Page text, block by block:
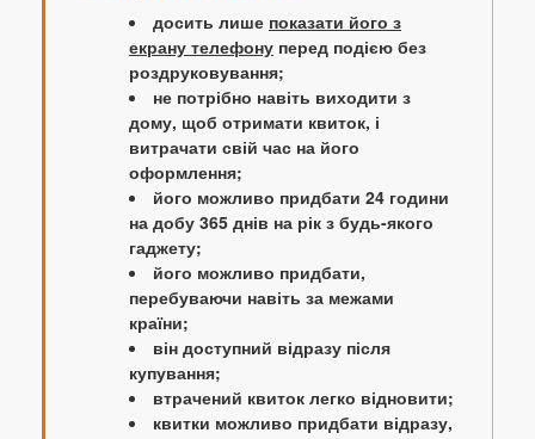
досить лише показати його з
екрану телефону перед подією без
роздруковування;
не потрібно навіть виходити з
дому, щоб отримати квиток, і
витрачати свій час на його
оформлення;
його можливо придбати 24 години
на добу 365 днів на рік з будь-якого
гаджету;
його можливо придбати,
перебуваючи навіть за межами
країни;
він доступний відразу після
купування;
втрачений квиток легко відновити;
квитки можливо придбати відразу,